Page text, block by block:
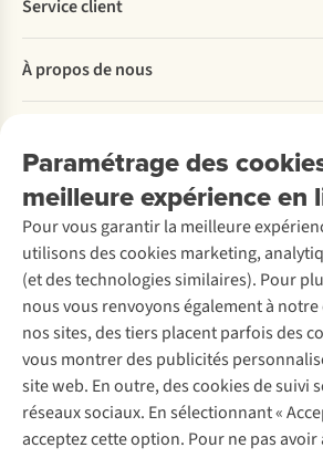
Paramétrage des
meilleure expérience en
Pour vous garantir la meilleure
utilisons des cookies marketing,
(et des technologies similaires). Pour
nous vous renvoyons également à
nos sites, des tiers placent parfois des
vous montrer des publicités
site web. En outre, des cookies de suivi
réseaux sociaux. En sélectionnant «
acceptez cette option. Pour ne pas avoir
Service client
Commander
Payer
Retourner
Rétractation d'une commande
Entretien & réparations
Garantie
Contactez-nous
À propos de nous
Entreprise responsable
À propos d’Ayacucho
Nos magasins
À propos d’A.S.Adventure
Déclaration d'accessibilité
Location / Location sports d’hiver
Seconde-main
Entretien de ski
Service de lavage
Entretien de chaussures
Réparation de chaussures
Réparation de vêtements
Retouches
Pour les entreprises
Découvrez
A.S.Magazine
Explore Camp
Expertise & conseils
Abonnez-vous à la newsletter
Suivez-nous